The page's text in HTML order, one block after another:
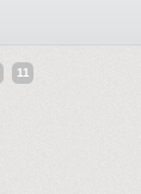
11